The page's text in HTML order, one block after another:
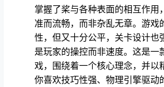
掌握了桨与各种表面的相互作用
准而流畅，而非杂乱无章。游戏
性，但又十分公平，关卡设计也
是玩家的操控而非速度。这是一
戏，围绕着一个核心理念，并以
你喜欢技巧性强、物理引擎驱动